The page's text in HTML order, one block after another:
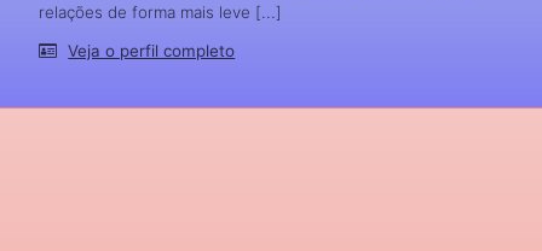
relações de forma mais leve [...]
Veja o perfil completo